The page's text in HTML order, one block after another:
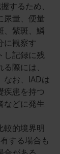
するため、
尿量、便量
、紫斑、鱗
に観察す
し記録に残
際には、
なお、IADは
疾患を持つ
などに発生
較的境界明
する場合も